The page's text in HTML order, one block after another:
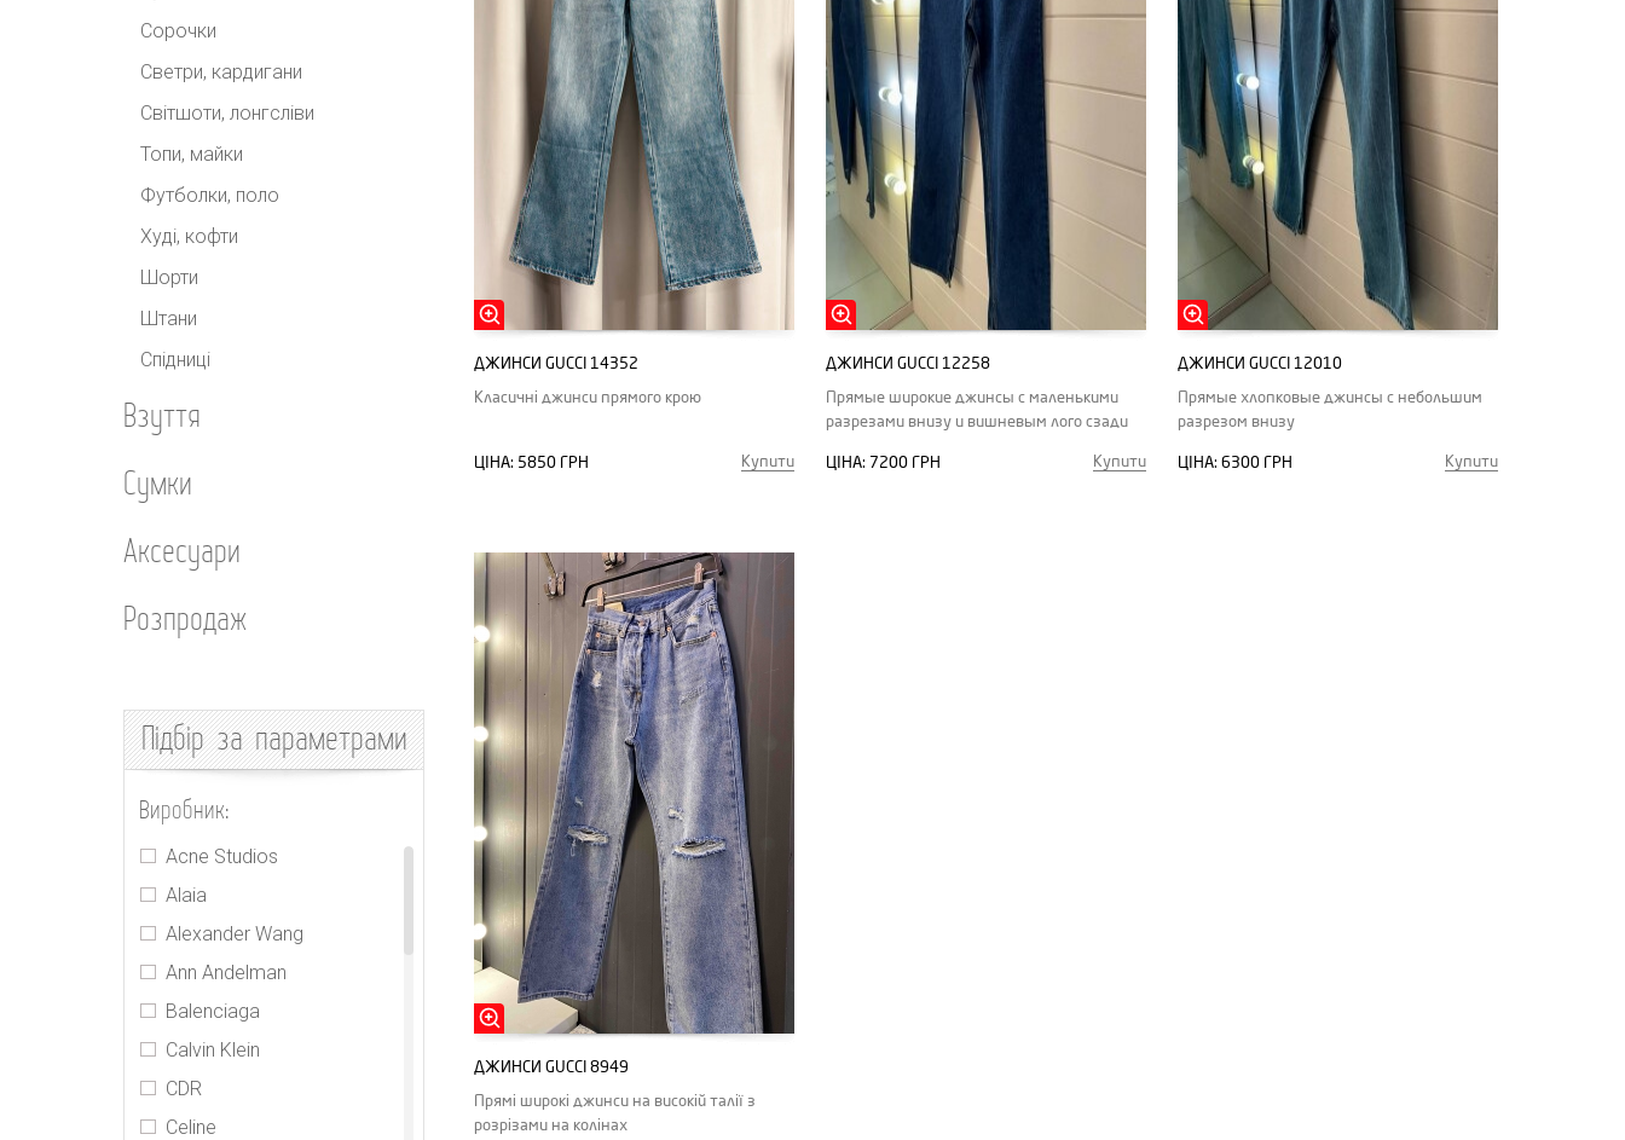
Сорочки
Светри, кардигани
Світшоти, лонгсліви
Топи, майки
Футболки, поло
Худі, кофти
Шорти
Штани
Спідниці
Взуття
Сумки
Аксесуари
Розпродаж
Підбірза параметрами
Виробник:
Acne Studios
Alaia
Alexander Wang
Ann Andelman
Balenciaga
Calvin Klein
CDR
Celine
ДЖИНСИ GUCCI 14352
Класичні джинси прямого крою
ЦІНА: 5850 ГРН Купити
ДЖИНСИ GUCCI 12258
Прямые широкие джинсы с маленькими
разрезами внизу и вишневым лого сзади
ЦІНА: 7200 ГРН Купити
ДЖИНСИ GUCCI 12010
Прямые хлопковые джинсы с небольшим
разрезом внизу
ЦІНА: 6300 ГРН Купити
ДЖИНСИ GUCCI 8949
Прямі широкі джинси на високій талії з
розрізами на колінах